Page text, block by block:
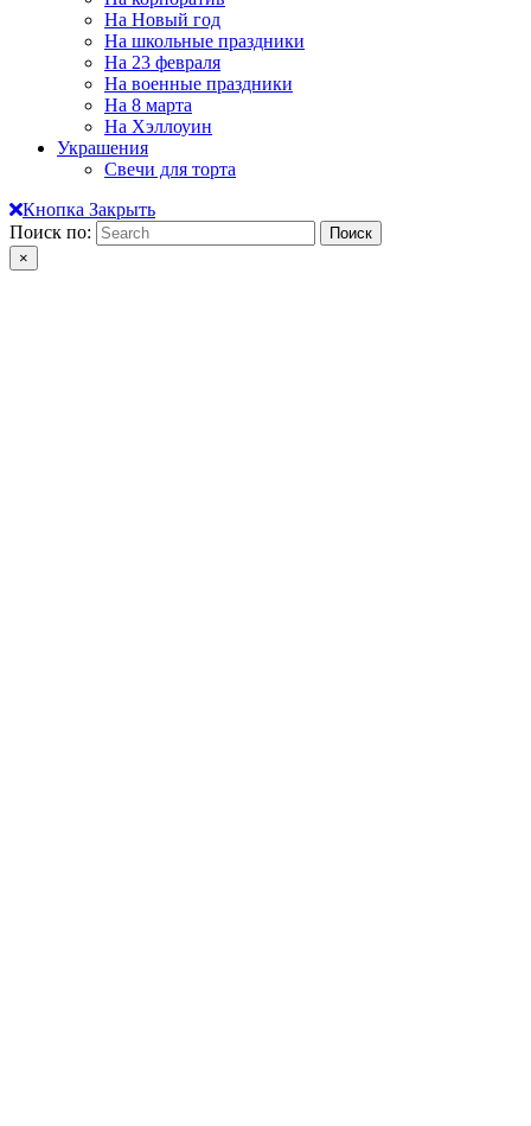
На Новый год
На школьные праздники
На 23 февраля
На военные праздники
На 8 марта
На Хэллоуин
Украшения
Свечи для торта
Кнопка Закрыть
Поиск по:
×